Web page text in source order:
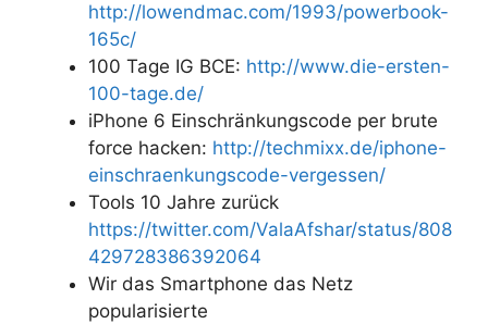
http://lowendmac.com/1993/powerbook-
165c/
100 Tage IG BCE: http://www.die-ersten-
100-tage.de/
iPhone 6 Einschränkungscode per brute
force hacken: http://techmixx.de/iphone-
einschraenkungscode-vergessen/
Tools 10 Jahre zurück
https://twitter.com/ValaAfshar/status/808
429728386392064
Wir das Smartphone das Netz
popularisierte